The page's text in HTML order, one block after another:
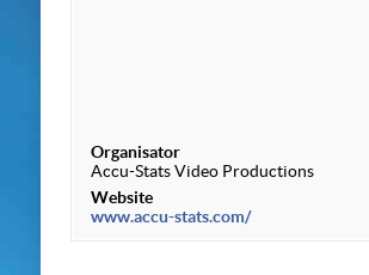
Organisator
Accu-Stats Video Productions
Website
www.accu-stats.com/